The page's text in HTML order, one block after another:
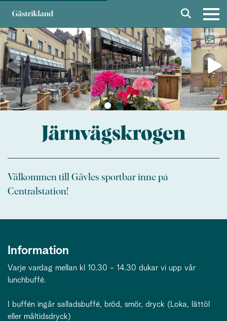
Järnvägskrogen
Välkommen till Gävles sportbar inne på
Centralstation!
Information
Varje vardag mellan kl 10.30 - 14.30 dukar vi upp vår
lunchbuffé.
I buffén ingår salladsbuffé, bröd, smör, dryck (Loka, lättöl
eller måltidsdryck)